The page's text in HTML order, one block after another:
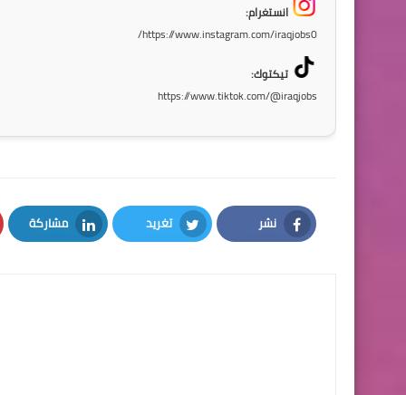
انستغرام:
https://www.instagram.com/iraqjobs0/
تيكتوك:
https://www.tiktok.com/@iraqjobs
نشر
Facebook
تغريد
Twitter
مشاركة
LinkedIn